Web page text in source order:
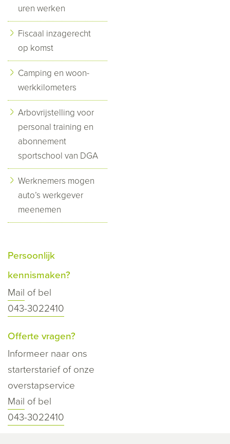
uren werken
Fiscaal inzagerecht
op komst
Camping en woon-
werkkilometers
Arbovrijstelling voor
personal training en
abonnement
sportschool van DGA
Werknemers mogen
auto’s werkgever
meenemen
Persoonlijk
kennismaken?
Mail of bel
043-3022410
Offerte vragen?
Informeer naar ons
starterstarief of onze
overstapservice
Mail of bel
043-3022410